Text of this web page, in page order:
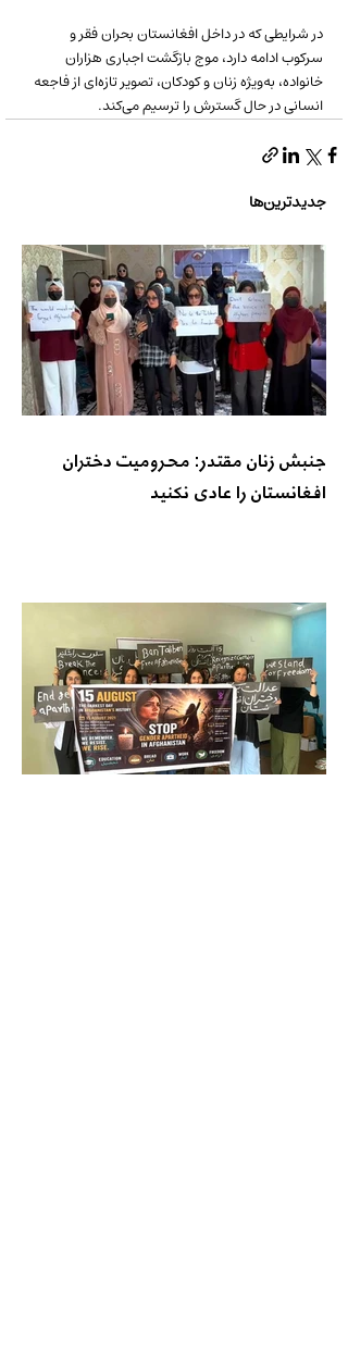
در شرایطی که در داخل افغانستان بحران فقر و
سرکوب ادامه دارد، موج بازگشت اجباری هزاران
خانواده، به‌ویژه زنان و کودکان، تصویر تازه‌ای از فاجعه
انسانی در حال گسترش را ترسیم می‌کند.
جدیدترین‌ها
جنبش زنان مقتدر: محرومیت دختران
افغانستان را عادی نکنید